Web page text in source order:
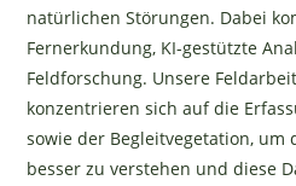
natürlichen Störungen. Dabei
Fernerkundung, KI-gestützte
Feldforschung. Unsere
konzentrieren sich auf die
sowie der Begleitvegetation, um
besser zu verstehen und diese